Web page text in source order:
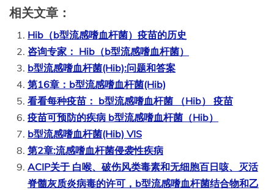
相关文章：
Hib（b型流感嗜血杆菌）疫苗的历史
咨询专家： Hib（b型流感嗜血杆菌）
b型流感嗜血杆菌(Hib):问题和答案
第16章：b型流感嗜血杆菌(Hib)
看看每种疫苗： b型流感嗜血杆菌 （Hib） 疫苗
疫苗可预防的疾病 b型流感嗜血杆菌（Hib）
b型流感嗜血杆菌(Hib) VIS
第2章:流感嗜血杆菌侵袭性疾病
ACIP关于 白喉、破伤风类毒素和无细胞百日咳、灭活
脊髓灰质炎病毒的许可，b型流感嗜血杆菌结合物和乙